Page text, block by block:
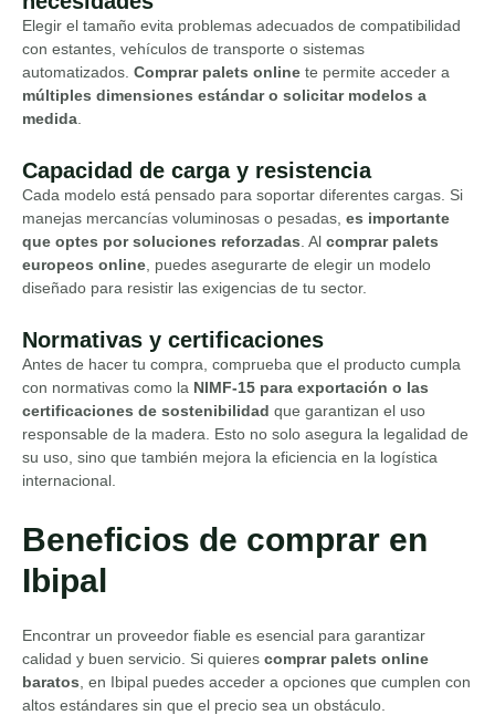
Elegir el tamaño evita problemas adecuados de compatibilidad
con estantes, vehículos de transporte o sistemas
automatizados. Comprar palets online te permite acceder a
múltiples dimensiones estándar o solicitar modelos a
medida
Capacidad de carga y resistencia
Cada modelo está pensado para soportar diferentes cargas. Si
manejas mercancías voluminosas o pesadas, es importante
que optes por soluciones reforzadas . Al comprar palets
europeos online , puedes asegurarte de elegir un modelo
diseñado para resistir las exigencias de tu sector.
Normativas y certificaciones
Antes de hacer tu compra, comprueba que el producto cumpla
con normativas como la NIMF-15 para exportación o las
certificaciones de sostenibilidad que garantizan el uso
responsable de la madera. Esto no solo asegura la legalidad de
su uso, sino que también mejora la eficiencia en la logística
internacional.
Beneficios de comprar en
Ibipal
Encontrar un proveedor fiable es esencial para garantizar
calidad y buen servicio. Si quieres comprar palets online
baratos , en Ibipal puedes acceder a opciones que cumplen con
altos estándares sin que el precio sea un obstáculo.